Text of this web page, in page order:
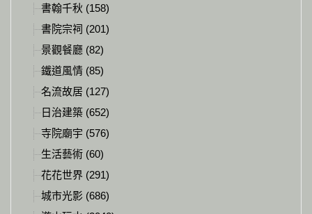
書翰千秋 (158)
書院宗祠 (201)
景觀餐廳 (82)
鐵道風情 (85)
名流故居 (127)
日治建築 (652)
寺院廟宇 (576)
生活藝術 (60)
花花世界 (291)
城市光影 (686)